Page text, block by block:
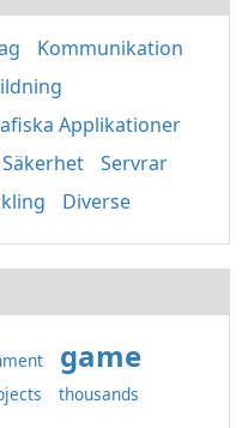
Kommunikation
Applikationer
Säkerhet
Servrar
Diverse
game
thousands